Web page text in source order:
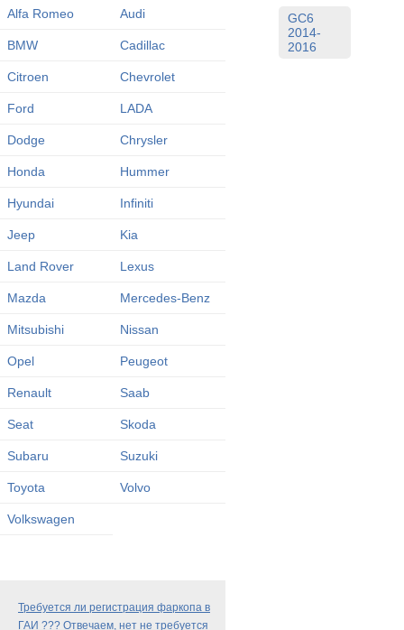
Alfa Romeo Audi
BMW Cadillac
Citroen Chevrolet
Ford LADA
Dodge Chrysler
Honda Hummer
Hyundai Infiniti
Jeep Kia
Land Rover Lexus
Mazda Mercedes-Benz
Mitsubishi Nissan
Opel Peugeot
Renault Saab
Seat Skoda
Subaru Suzuki
Toyota Volvo
Volkswagen
Требуется ли регистрация фаркопа в
ГАИ ??? Отвечаем, нет не требуется
GC6
2014-
2016